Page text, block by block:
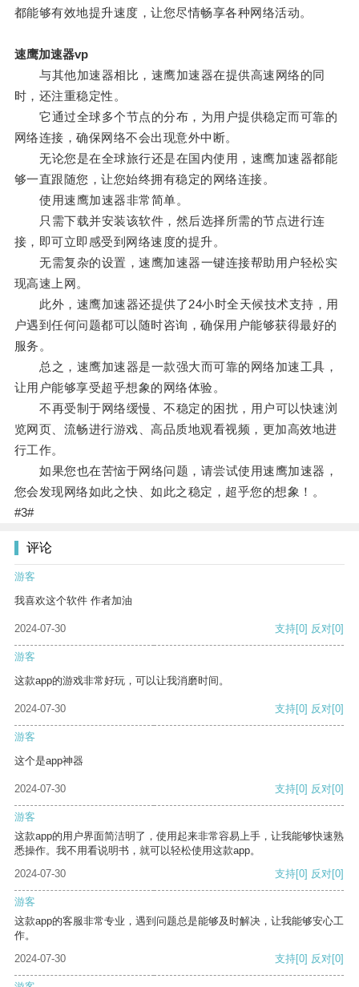
都能够有效地提升速度，让您尽情畅享各种网络活动。
速鹰加速器vp
与其他加速器相比，速鹰加速器在提供高速网络的同
时，还注重稳定性。
它通过全球多个节点的分布，为用户提供稳定而可靠的
网络连接，确保网络不会出现意外中断。
无论您是在全球旅行还是在国内使用，速鹰加速器都能
够一直跟随您，让您始终拥有稳定的网络连接。
使用速鹰加速器非常简单。
只需下载并安装该软件，然后选择所需的节点进行连
接，即可立即感受到网络速度的提升。
无需复杂的设置，速鹰加速器一键连接帮助用户轻松实
现高速上网。
此外，速鹰加速器还提供了24小时全天候技术支持，用
户遇到任何问题都可以随时咨询，确保用户能够获得最好的
服务。
总之，速鹰加速器是一款强大而可靠的网络加速工具，
让用户能够享受超乎想象的网络体验。
不再受制于网络缓慢、不稳定的困扰，用户可以快速浏
览网页、流畅进行游戏、高品质地观看视频，更加高效地进
行工作。
如果您也在苦恼于网络问题，请尝试使用速鹰加速器，
您会发现网络如此之快、如此之稳定，超乎您的想象！。
#3#
评论
游客
我喜欢这个软件 作者加油
2024-07-30 支持[0] 反对[0]
游客
这款app的游戏非常好玩，可以让我消磨时间。
2024-07-30 支持[0] 反对[0]
游客
这个是app神器
2024-07-30 支持[0] 反对[0]
游客
这款app的用户界面简洁明了，使用起来非常容易上手，让我能够快速熟
悉操作。我不用看说明书，就可以轻松使用这款app。
2024-07-30
支持[0] 反对[0]
游客
这款app的客服非常专业，遇到问题总是能够及时解决，让我能够安心工
作。
2024-07-30
支持[0] 反对[0]